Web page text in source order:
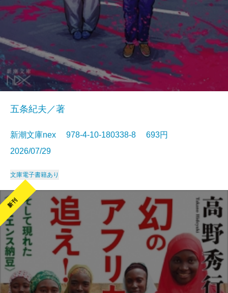
五条紀夫／著
新潮文庫nex 978-4-10-180338-8 693円
2026/07/29
文庫電子書籍あり
新刊